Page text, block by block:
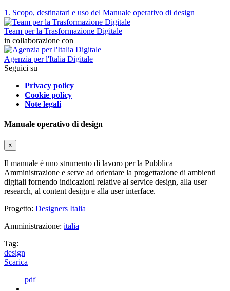
1. Scopo, destinatari e uso del Manuale operativo di design
Team per la Trasformazione Digitale
in collaborazione con
Agenzia per l'Italia Digitale
Seguici su
Privacy policy
Cookie policy
Note legali
Manuale operativo di design
×
Il manuale è uno strumento di lavoro per la Pubblica
Amministrazione e serve ad orientare la progettazione di ambienti
digitali fornendo indicazioni relative al service design, alla user
research, al content design e alla user interface.
Progetto: Designers Italia
Amministrazione: italia
Tag:
design
Scarica
pdf